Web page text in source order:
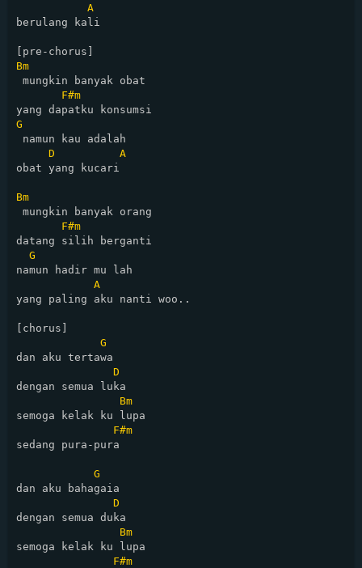
A
berulang kali
Bm
mungkin banyak obat
F#m
G
namun kau adalah
D
A
obat yang kucari
Bm
mungkin banyak orang
F#m
datang silih berganti
G
namun hadir mu lah
A
yang paling aku nanti woo..
[chorus]
G
dan aku tertawa
D
dengan semua luka
Bm
semoga kelak ku lupa
F#m
sedang pura-pura
G
dan aku bahagaia
D
dengan semua duka
Bm
semoga kelak ku lupa
F#m